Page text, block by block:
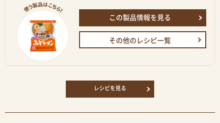
この製品情報を見る
その他のレシピ一覧
レシピを見る